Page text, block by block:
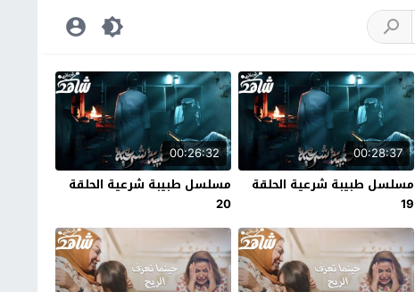
00:28:37
مسلسل طبيبة شرعية الحلقة
19
00:26:32
مسلسل طبيبة شرعية الحلقة
20